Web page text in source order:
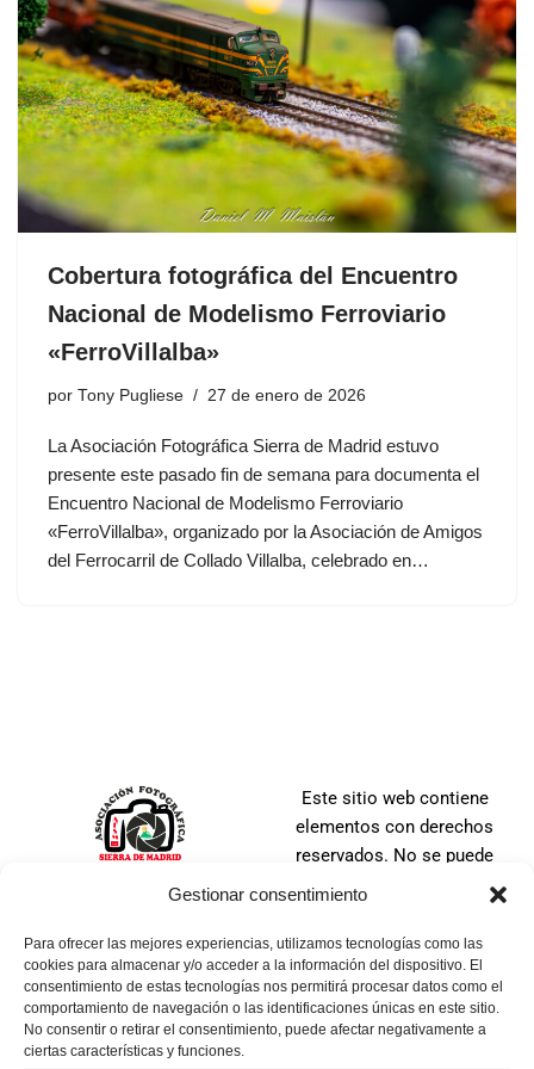
Gestionar consentimiento
Para ofrecer las mejores experiencias, utilizamos tecnologías como las
cookies para almacenar y/o acceder a la información del dispositivo. El
consentimiento de estas tecnologías nos permitirá procesar datos como el
comportamiento de navegación o las identificaciones únicas en este sitio.
No consentir o retirar el consentimiento, puede afectar negativamente a
ciertas características y funciones.
Cobertura fotográfica del Encuentro
Nacional de Modelismo Ferroviario
«FerroVillalba»
por Tony Pugliese 27 de enero de 2026
La Asociación Fotográfica Sierra de Madrid estuvo
presente este pasado fin de semana para documenta el
Encuentro Nacional de Modelismo Ferroviario
«FerroVillalba», organizado por la Asociación de Amigos
del Ferrocarril de Collado Villalba, celebrado en…
Este sitio web contiene
elementos con derechos
reservados. No se puede
distribuir, copiar, publicar o
imágenes que en ella se
contienen, ya sea en todo o
en parte. No se puede tomar
una imagen, ni manipular,